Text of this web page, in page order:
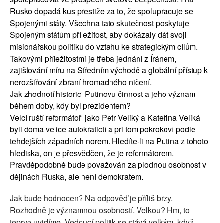
Rusko dopadá kus prestiže za to, že spolupracuje se
Spojenými státy. Všechna tato skutečnost poskytuje
Spojeným státům příležitost, aby dokázaly dát svoji
misionářskou politiku do vztahu ke strategickým cílům.
Takovými příležitostmi je třeba jednání z Íránem,
zajišťování míru na Středním východě a globální přístup k
nerozšiřování zbraní hromadného ničení.
Jak zhodnotí historici Putinovu činnost a jeho význam
během doby, kdy byl prezidentem?
Velcí ruští reformátoři jako Petr Veliký a Kateřina Veliká
byli doma velice autokratičtí a při tom pokrokoví podle
tehdejších západních norem. Hledíte-li na Putina z tohoto
hlediska, on je přesvědčen, že je reformátorem.
Pravděpodobně bude považován za plodnou osobnost v
dějinách Ruska, ale není demokratem.
Jak bude hodnocen? Na odpověď je příliš brzy.
Rozhodně je významnou osobností. Velkou? Hm, to